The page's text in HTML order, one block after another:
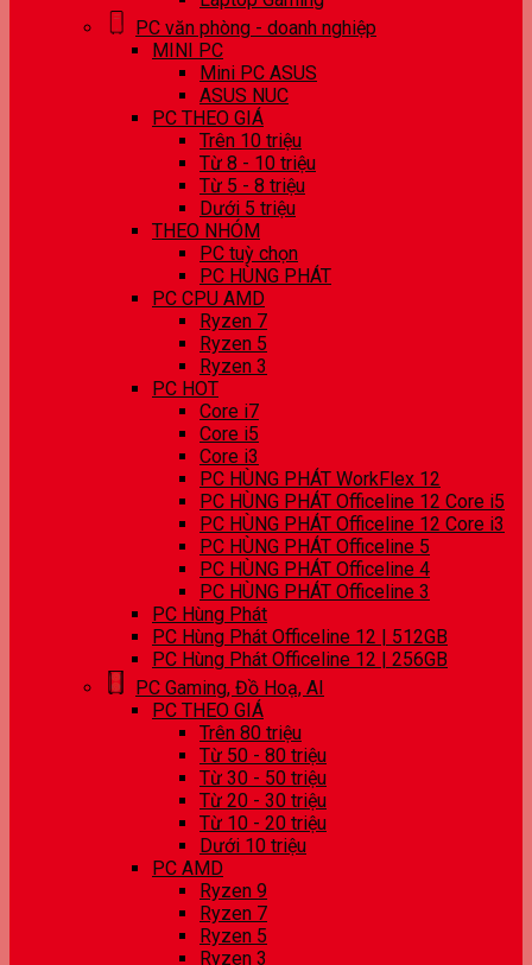
PC văn phòng - doanh nghiệp
MINI PC
Mini PC ASUS
ASUS NUC
PC THEO GIÁ
Trên 10 triệu
Từ 8 - 10 triệu
Từ 5 - 8 triệu
Dưới 5 triệu
THEO NHÓM
PC tuỳ chọn
PC HÙNG PHÁT
PC CPU AMD
Ryzen 7
Ryzen 5
Ryzen 3
PC HOT
Core i7
Core i5
Core i3
PC HÙNG PHÁT WorkFlex 12
PC HÙNG PHÁT Officeline 12 Core i5
PC HÙNG PHÁT Officeline 12 Core i3
PC HÙNG PHÁT Officeline 5
PC HÙNG PHÁT Officeline 4
PC HÙNG PHÁT Officeline 3
PC Hùng Phát
PC Hùng Phát Officeline 12 | 512GB
PC Hùng Phát Officeline 12 | 256GB
PC Gaming, Đồ Hoạ, AI
PC THEO GIÁ
Trên 80 triệu
Từ 50 - 80 triệu
Từ 30 - 50 triệu
Từ 20 - 30 triệu
Từ 10 - 20 triệu
Dưới 10 triệu
PC AMD
Ryzen 9
Ryzen 7
Ryzen 5
Ryzen 3